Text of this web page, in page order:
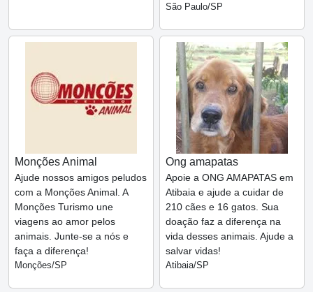
São Paulo/SP
Monções Animal
Ajude nossos amigos peludos
com a Monções Animal. A
Monções Turismo une
viagens ao amor pelos
animais. Junte-se a nós e
faça a diferença!
Monções/SP
Ong amapatas
Apoie a ONG AMAPATAS em
Atibaia e ajude a cuidar de
210 cães e 16 gatos. Sua
doação faz a diferença na
vida desses animais. Ajude a
salvar vidas!
Atibaia/SP